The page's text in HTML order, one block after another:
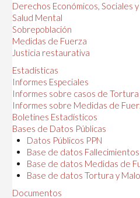
Derechos Económicos, Sociales
Salud Mental
Sobrepoblación
Medidas de Fuerza
Justicia restaurativa
Estadísticas
Informes Especiales
Informes sobre casos de
Informes sobre Medidas de
Boletines Estadísticos
Bases de Datos Públicas
Datos Públicos PPN
Base de datos Fallecimientos
Base de datos Medidas de
Base de datos Tortura y
Documentos